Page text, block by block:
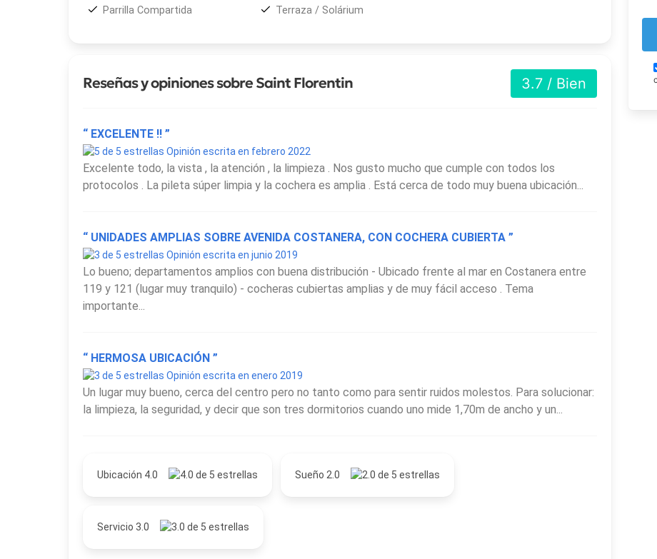
Parrilla Compartida
Terraza / Solárium
3.7 / Bien
Reseñas y opiniones sobre Saint Florentin
“ EXCELENTE !! ”
Opinión escrita en febrero 2022
Excelente todo, la vista , la atención , la limpieza . Nos gusto mucho que cumple con todos los
protocolos . La pileta súper limpia y la cochera es amplia . Está cerca de todo muy buena ubicación...
“ UNIDADES AMPLIAS SOBRE AVENIDA COSTANERA, CON COCHERA CUBIERTA ”
Opinión escrita en junio 2019
Lo bueno; departamentos amplios con buena distribución - Ubicado frente al mar en Costanera entre
119 y 121 (lugar muy tranquilo) - cocheras cubiertas amplias y de muy fácil acceso . Tema
importante...
“ HERMOSA UBICACIÓN ”
Opinión escrita en enero 2019
Un lugar muy bueno, cerca del centro pero no tanto como para sentir ruidos molestos. Para solucionar:
la limpieza, la seguridad, y decir que son tres dormitorios cuando uno mide 1,70m de ancho y un...
Ubicación 4.0 Sueño 2.0
Servicio 3.0